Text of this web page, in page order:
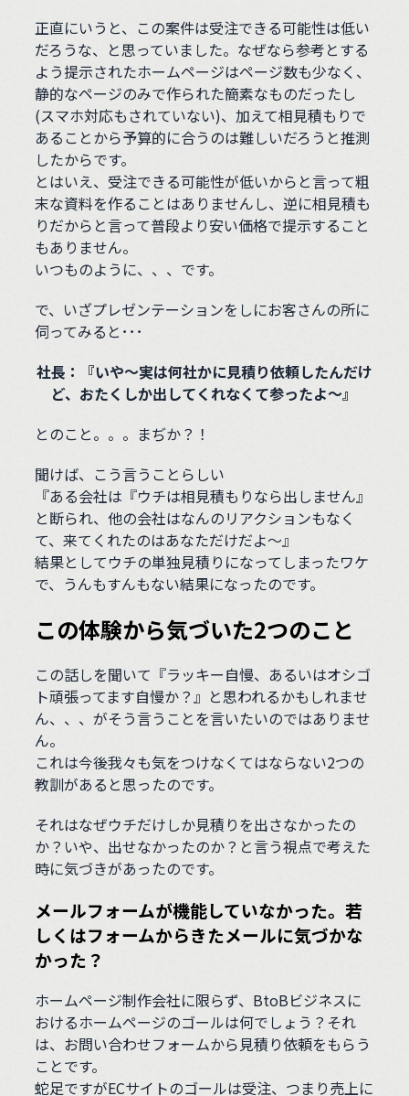
正直にいうと、この案件は受注できる可能性は低い
だろうな、と思っていました。なぜなら参考とする
よう提示されたホームページはページ数も少なく、
静的なページのみで作られた簡素なものだったし
(スマホ対応もされていない)、加えて相見積もりで
あることから予算的に合うのは難しいだろうと推測
したからです。
とはいえ、受注できる可能性が低いからと言って粗
末な資料を作ることはありませんし、逆に相見積も
りだからと言って普段より安い価格で提示すること
もありません。
いつものように、、、です。
で、いざプレゼンテーションをしにお客さんの所に
伺ってみると･･･
社長：『いや〜実は何社かに見積り依頼したんだけ
ど、おたくしか出してくれなくて参ったよ〜』
とのこと。。。まぢか？！
聞けば、こう言うことらしい
『ある会社は『ウチは相見積もりなら出しません』
と断られ、他の会社はなんのリアクションもなく
て、来てくれたのはあなただけだよ〜』
結果としてウチの単独見積りになってしまったワケ
で、うんもすんもない結果になったのです。
この体験から気づいた2つのこと
この話しを聞いて『ラッキー自慢、あるいはオシゴ
ト頑張ってます自慢か？』と思われるかもしれませ
ん、、、がそう言うことを言いたいのではありませ
ん。
これは今後我々も気をつけなくてはならない2つの
教訓があると思ったのです。
それはなぜウチだけしか見積りを出さなかったの
か？いや、出せなかったのか？と言う視点で考えた
時に気づきがあったのです。
メールフォームが機能していなかった。若
しくはフォームからきたメールに気づかな
かった？
ホームページ制作会社に限らず、BtoBビジネスに
おけるホームページのゴールは何でしょう？それ
は、お問い合わせフォームから見積り依頼をもらう
ことです。
蛇足ですがECサイトのゴールは受注、つまり売上に